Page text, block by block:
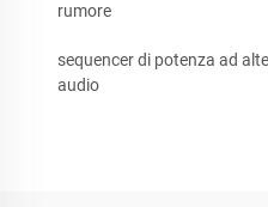
rumore
sequencer di potenza ad
audio